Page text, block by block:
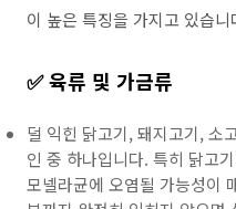
이 높은 특징을 가지고 있습니
✅ 육류 및 가금류
덜 익힌 닭고기, 돼지고기, 소
인 중 하나입니다. 특히 닭고
모넬라균에 오염될 가능성이